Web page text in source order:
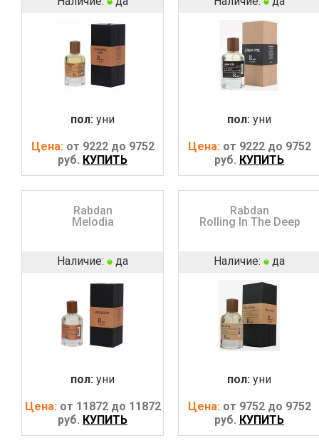
пол: уни
Цена: от 9222 до 9752
руб. КУПИТЬ
пол: уни
Цена: от 9222 до 9752
руб. КУПИТЬ
Rabdan
Melodia
Наличие: да
пол: уни
Цена: от 11872 до 11872
руб. КУПИТЬ
Rabdan
Rolling In The Deep
Наличие: да
пол: уни
Цена: от 9752 до 9752
руб. КУПИТЬ